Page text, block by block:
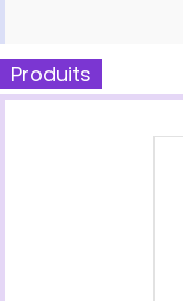
Produits